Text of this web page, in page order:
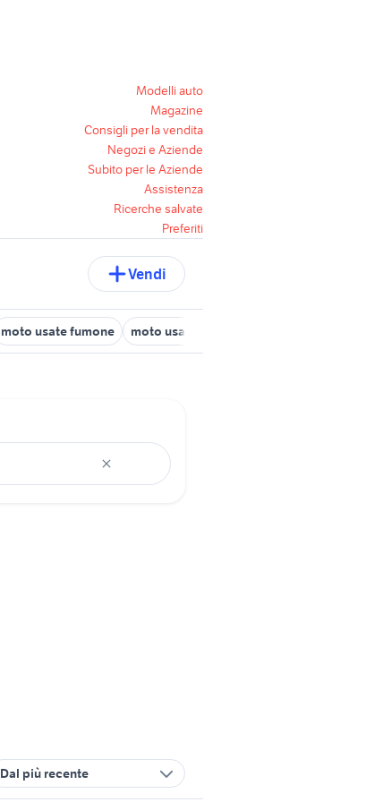
Modelli auto
Magazine
Consigli per la vendita
Negozi e Aziende
Subito per le Aziende
Assistenza
Ricerche salvate
Preferiti
Vendi
moto usate fumone moto usate san giovanni incarico
Dal più recente